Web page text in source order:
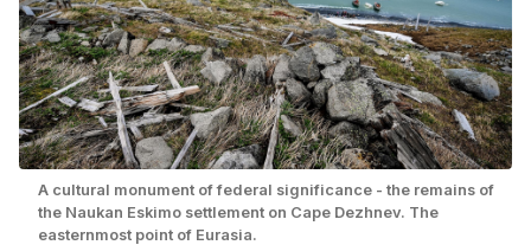
A cultural monument of federal significance - the remains of
the Naukan Eskimo settlement on Cape Dezhnev. The
easternmost point of Eurasia.